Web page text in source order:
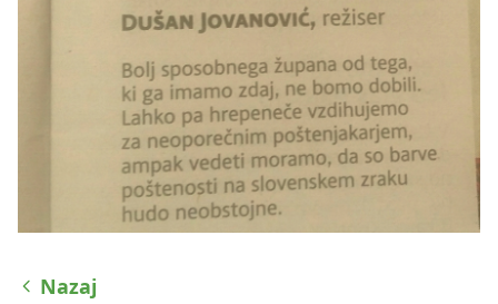
Nazaj